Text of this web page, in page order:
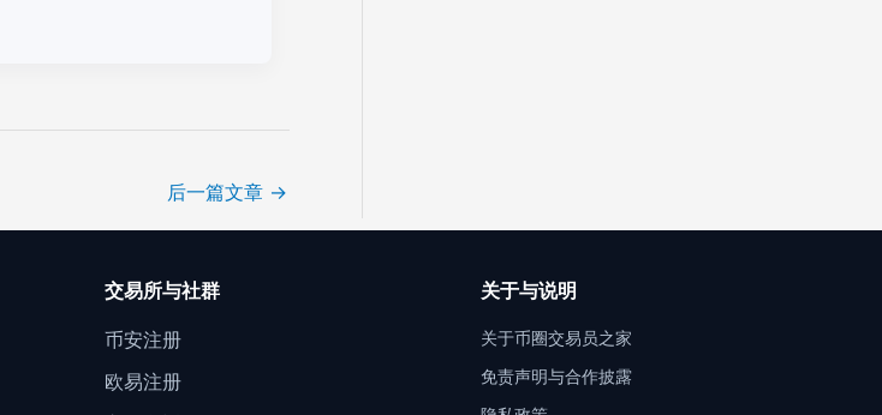
后一篇文章 →
交易所与社群
币安注册
欧易注册
关于与说明
关于币圈交易员之家
免责声明与合作披露